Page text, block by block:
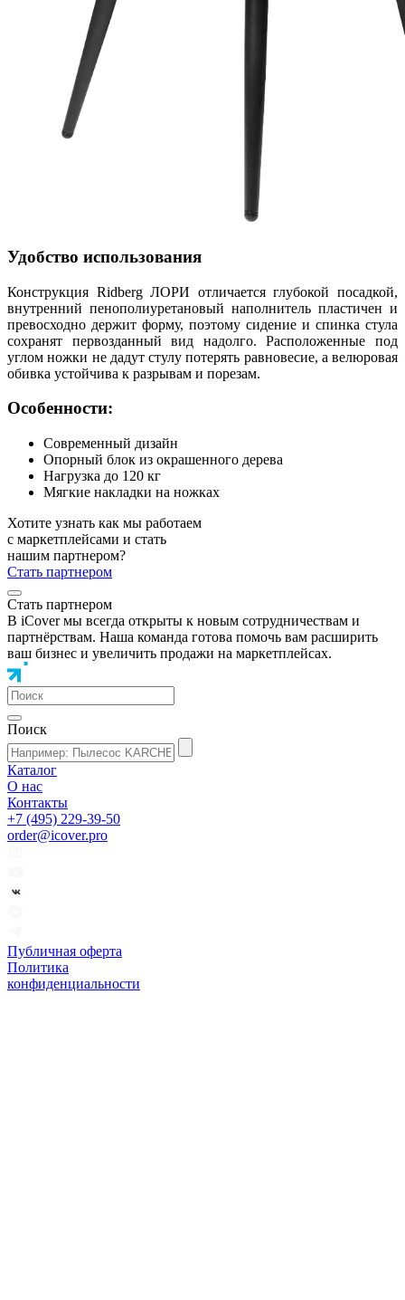
Удобство использования
Конструкция Ridberg ЛОРИ отличается глубокой посадкой,
внутренний пенополиуретановый наполнитель пластичен и
превосходно держит форму, поэтому сидение и спинка стула
сохранят первозданный вид надолго. Расположенные под
углом ножки не дадут стулу потерять равновесие, а велюровая
обивка устойчива к разрывам и порезам.
Особенности:
Современный дизайн
Опорный блок из окрашенного дерева
Нагрузка до 120 кг
Мягкие накладки на ножках
Хотите узнать как мы работаем
с маркетплейсами и стать
нашим партнером?
Стать партнером
Стать партнером
В iCover мы всегда открыты к новым сотрудничествам и
партнёрствам. Наша команда готова помочь вам расширить
ваш бизнес и увеличить продажи на маркетплейсах.
Поиск
Каталог
О нас
Контакты
+7 (495) 229-39-50
order@icover.pro
Публичная оферта
Политика
конфиденциальности